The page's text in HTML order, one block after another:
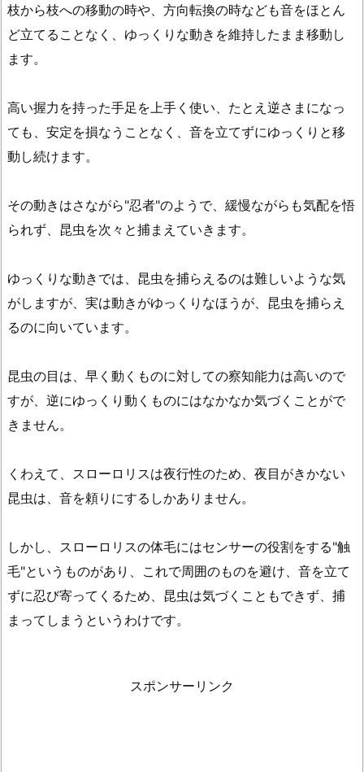
枝から枝への移動の時や、方向転換の時なども音をほとん
ど立てることなく、ゆっくりな動きを維持したまま移動し
ます。
高い握力を持った手足を上手く使い、たとえ逆さまになっ
ても、安定を損なうことなく、音を立てずにゆっくりと移
動し続けます。
その動きはさながら"忍者"のようで、緩慢ながらも気配を悟
られず、昆虫を次々と捕まえていきます。
ゆっくりな動きでは、昆虫を捕らえるのは難しいような気
がしますが、実は動きがゆっくりなほうが、昆虫を捕らえ
るのに向いています。
昆虫の目は、早く動くものに対しての察知能力は高いので
すが、逆にゆっくり動くものにはなかなか気づくことがで
きません。
くわえて、スローロリスは夜行性のため、夜目がきかない
昆虫は、音を頼りにするしかありません。
しかし、スローロリスの体毛にはセンサーの役割をする"触
毛"というものがあり、これで周囲のものを避け、音を立て
ずに忍び寄ってくるため、昆虫は気づくこともできず、捕
まってしまうというわけです。
スポンサーリンク